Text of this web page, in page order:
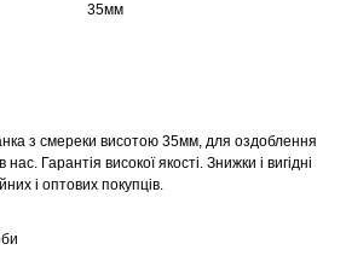
35мм
з смереки висотою 35мм, для оздоблення
Гарантія високої якості. Знижки і вигідні
і оптових покупців.